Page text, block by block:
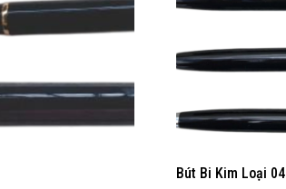
Bút Bi Kim Loại 04